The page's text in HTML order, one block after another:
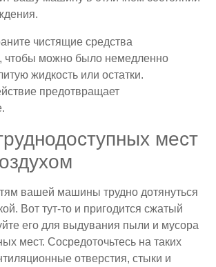
чистящие средства
чтобы можно было немедленно
жидкость или остатки.
предотвращает
мест
вашей машины трудно дотянуться
Вот тут-то и пригодится сжатый
его для выдувания пыли и мусора
мест. Сосредоточьтесь на таких
отверстия, стыки и